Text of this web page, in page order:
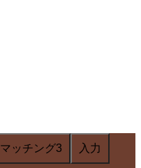
マッチング3 入力